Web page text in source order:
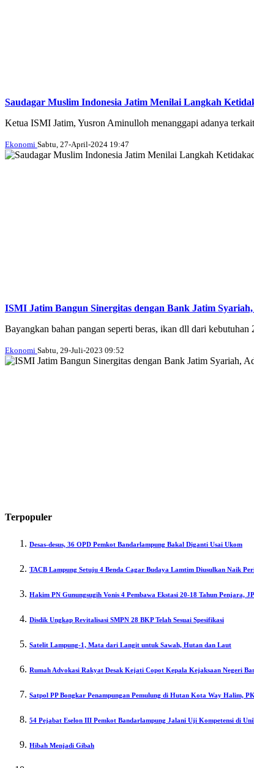
Saudagar Muslim Indonesia Jatim Menilai Langkah
Ketua ISMI Jatim, Yusron Aminulloh menanggapi adanya
Ekonomi Sabtu, 27-April-2024 19:47
ISMI Jatim Bangun Sinergitas dengan Bank Jatim
Bayangkan bahan pangan seperti beras, ikan dll dari
Ekonomi Sabtu, 29-Juli-2023 09:52
Terpopuler
Desas-desus, 36 OPD Pemkot Bandarlampung Bakal Diganti Usai Ukom
TACB Lampung Setuju 4 Benda Cagar Budaya Lamtim Diusulkan Naik
Hakim PN Gunungsugih Vonis 4 Pembawa Ekstasi 20-18 Tahun Penjara,
Disdik Ungkap Revitalisasi SMPN 28 BKP Telah Sesuai Spesifikasi
Satelit Lampung-1, Mata dari Langit untuk Sawah, Hutan dan Laut
Rumah Advokasi Rakyat Desak Kejati Copot Kepala Kejaksaan Negeri
Satpol PP Bongkar Penampungan Pemulung di Hutan Kota Way Halim,
54 Pejabat Eselon III Pemkot Bandarlampung Jalani Uji Kompetensi di
Hibah Menjadi Gibah